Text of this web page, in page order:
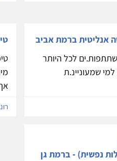
אנליטית ברמת אביב
האנליטית מורכבת מ- 8 משתתפות.ים לכל היותר
שמעוניינ.ת
נפשית) - ברמת גן